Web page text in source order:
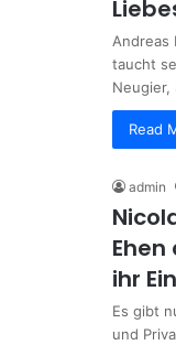
Andreas
taucht
Read
admin
ihr
Es gibt
und